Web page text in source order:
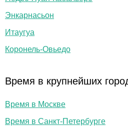
Энкарнасьон
Итаугуа
Коронель-Овьедо
Время в крупнейших
Время в Москве
Время в Санкт-Петербурге